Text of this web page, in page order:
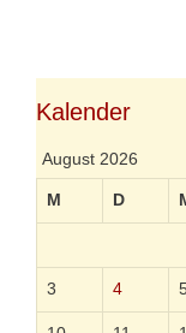
t
i
Kalender
August 2026
M D
3 4